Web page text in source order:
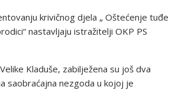
krivičnog djela „ Oštećenje tuđe
nastavljaju istražitelji OKP PS
Kladuše, zabilježena su još dva
saobraćajna nezgoda u kojoj je